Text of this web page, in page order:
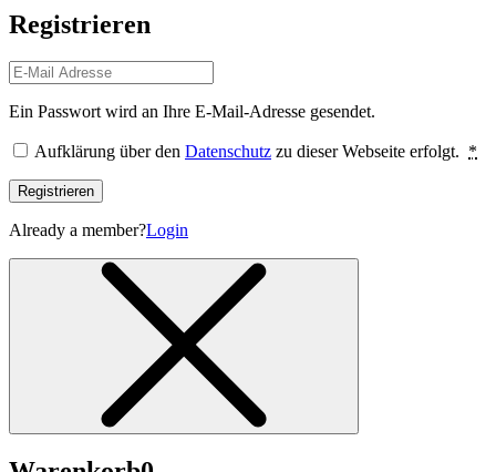
Registrieren
Ein Passwort wird an Ihre E-Mail-Adresse gesendet.
Aufklärung über den Datenschutz zu dieser Webseite erfolgt. *
Registrieren
Already a member?Login